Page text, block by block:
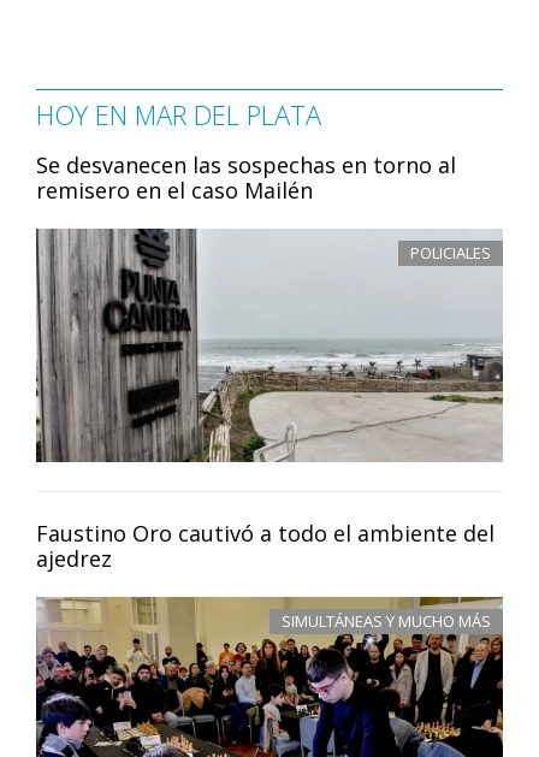
HOY EN MAR DEL PLATA
Se desvanecen las sospechas en torno al
remisero en el caso Mailén
POLICIALES
Faustino Oro cautivó a todo el ambiente del
ajedrez
SIMULTÁNEAS Y MUCHO MÁS